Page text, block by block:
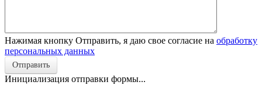
Нажимая кнопку Отправить, я даю свое согласие на обработку
персональных данных
Отправить
Инициализация отправки формы...